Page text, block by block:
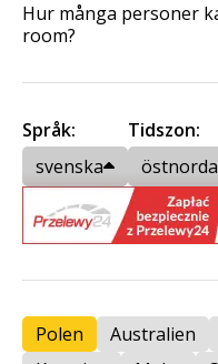
Hur många personer
room?
Språk:
svenska
Tidszon:
Polen Australien